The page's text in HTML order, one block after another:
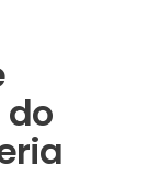
do